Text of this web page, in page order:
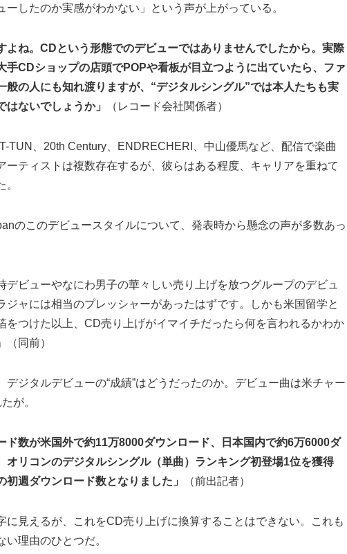
ーしたのか実感がわかない」という声が上がっている。
よね。CDという形態でのデビューではありませんでしたから。実際
手CDショップの店頭でPOPや看板が目立つように出ていたら、ファ
般の人にも知れ渡りますが、“デジタルシングル”では本人たちも実
はないでしょうか」
（レコード会社関係者）
TUN、20th Century、ENDRECHERI、中山優馬など、配信で楽曲
ーティストは複数存在するが、彼らはある程度、キャリアを重ねて
のこのデビュースタイルについて、発表時から懸念の声が多数あっ
デビューやなにわ男子の華々しい売り上げを放つグループのデビュ
ジャには相当のプレッシャーがあったはずです。しかも米国留学と
をつけた以上、CD売り上げがイマイチだったら何を言われるかわか
（同前）
ジタルデビューの“成績”はどうだったのか。デビュー曲は米チャー
が。
ド数が米国外で約11万8000ダウンロード、日本国内で約6万6000ダ
オリコンのデジタルシングル（単曲）ランキング初登場1位を獲得
初週ダウンロード数となりました」
（前出記者）
見えるが、これをCD売り上げに換算することはできない。これも
い理由のひとつだ。